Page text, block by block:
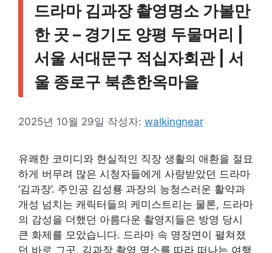
드라마 김과장 촬영명소 가볼만
한 곳 – 경기도 양평 두물머리 |
서울 서대문구 적십자회관 | 서
울 종로구 북촌한옥마을
2025년 10월 29일 작성자: walkingnear
유쾌한 코미디와 현실적인 직장 생활의 애환을 절묘
하게 버무려 많은 시청자들에게 사랑받았던 드라마
‘김과장’. 주인공 김성룡 과장의 능청스러운 활약과
개성 넘치는 캐릭터들의 케미스트리는 물론, 드라마
의 감성을 더했던 아름다운 촬영지들은 방영 당시
큰 화제를 모았습니다. 드라마 속 명장면이 펼쳐졌
던 바로 그곳, 김과장 촬영 명소를 따라 떠나는 여행